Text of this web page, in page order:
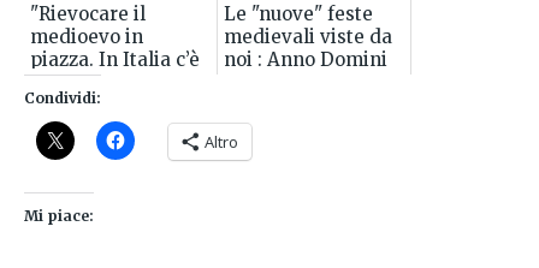
"Rievocare il
medioevo in
piazza. In Italia c’è
molto da imparare"
un articolo di
Marco Valenti per
...
Le "nuove" feste
medievali viste da
noi : Anno Domini
Condividi:
Altro
Mi piace: